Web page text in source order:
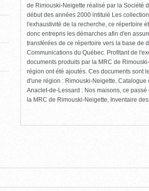
de Rimouski-Neigette réalisé par la Société
début des années 2000 intitulé Les
l'exhaustivité de la recherche, ce répertoire
donc entrepris les démarches afin d'en
transférées de ce répertoire vers la base de
Communications du Québec. Profitant de
documents produits par la MRC de
région ont été ajoutés. Ces documents sont
d'une région : Rimouski-Neigette,
Anaclet-de-Lessard : Nos maisons, ce
la MRC de Rimouski-Neigette, Inventaire